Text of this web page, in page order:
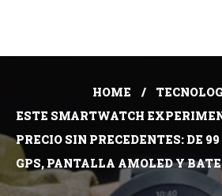
HOME
ESTE SMARTWATCH
PRECIO SIN PRECEDENTES: DE 99
GPS, PANTALLA AMOLED Y